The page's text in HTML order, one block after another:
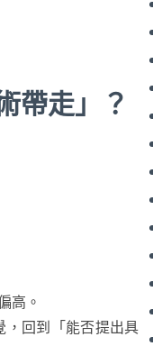
帶走」？
高。
，回到「能否提出具